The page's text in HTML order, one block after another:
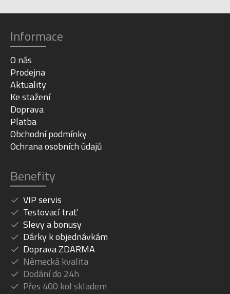
Informace
O nás
Prodejna
Aktuality
Ke stažení
Doprava
Platba
Obchodní podmínky
Ochrana osobních údajů
Benefity
VIP servis
Testovací trať
Slevy a bonusy
Dárky k objednávkám
Doprava ZDARMA
Německá kvalita
Dodání do 24h
Přes 400 kol skladem